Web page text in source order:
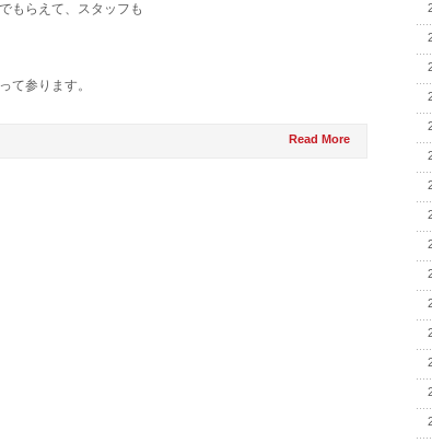
もらえて、スタッフも
て参ります。
Read More